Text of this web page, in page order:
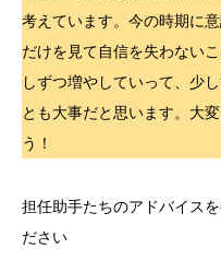
考えています。今の時期に
だけを見て自信を失わない
しずつ増やしていって、少
とも大事だと思います。大
う！
担任助手たちのアドバイス
ださい